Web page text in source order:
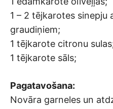
1 – 2 tējkarotes sinepju
graudiņiem;
1 tējkarote citronu
1 tējkarote sāls;
Pagatavošana:
Novāra garneles un